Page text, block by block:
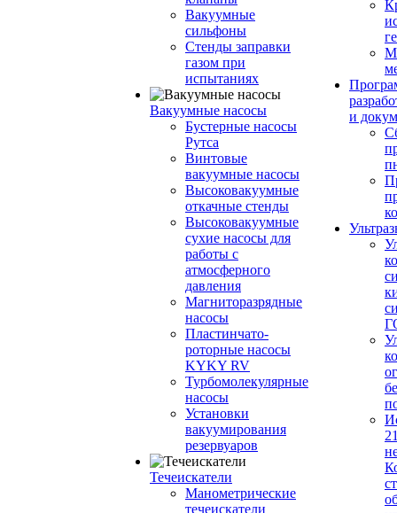
Вакуумные
сильфоны
Стенды заправки
газом при
испытаниях
Вакуумные насосы
Бустерные насосы
Рутса
Винтовые
вакуумные насосы
Высоковакуумные
откачные стенды
Высоковакуумные
сухие насосы для
работы с
атмосферного
давления
Магниторазрядные
насосы
Пластинчато-
роторные насосы
KYKY RV
Турбомолекулярные
насосы
Установки
вакуумирования
резервуаров
Течеискатели
Манометрические
течеискатели
и